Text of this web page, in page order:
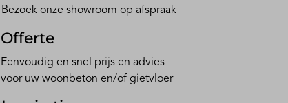
Bezoek onze showroom op afspraak
Offerte
Eenvoudig en snel prijs en advies
voor uw woonbeton en/of gietvloer